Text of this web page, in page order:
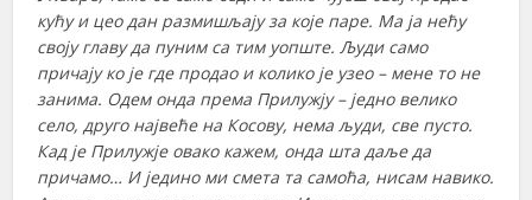
кућу и цео дан размишљају за које паре. Ма ја нећу
своју главу да пуним са тим уопште. Људи само
причају ко је где продао и колико је узео – мене то не
занима. Одем онда према Прилужју – једно велико
село, друго највеће на Косову, нема људи, све пусто.
Кад је Прилужје овако кажем, онда шта даље да
причамо… И једино ми смета та самоћа, нисам навико.